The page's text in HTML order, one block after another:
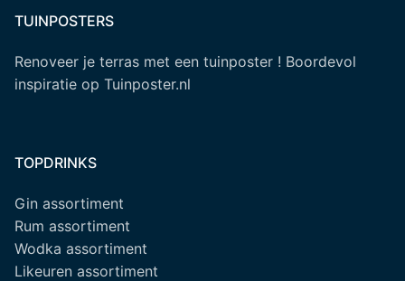
TUINPOSTERS
Renoveer je terras met een tuinposter ! Boordevol
inspiratie op Tuinposter.nl
TOPDRINKS
Gin assortiment
Rum assortiment
Wodka assortiment
Likeuren assortiment